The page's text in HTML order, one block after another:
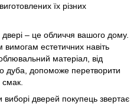
їх різних
двері – це обличчя вашого дому.
вимогам естетичних навіть
матеріал, від
дуба, допоможе перетворити
дверей покупець звертає